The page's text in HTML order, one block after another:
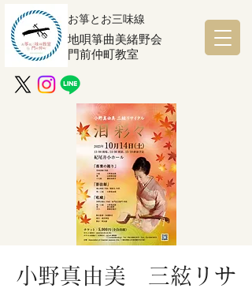
お箏とお三味線
地唄箏曲美緒野会
門前仲町教室
小野真由美 三絃リサ